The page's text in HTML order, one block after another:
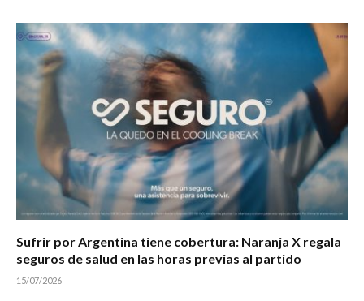
Sufrir por Argentina tiene cobertura: Naranja X regala
seguros de salud en las horas previas al partido
15/07/2026